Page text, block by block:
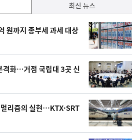
최신 뉴스
원까지 종부세 과세 대상
화…거점 국립대 3곳 신
리즘의 실현…KTX·SRT